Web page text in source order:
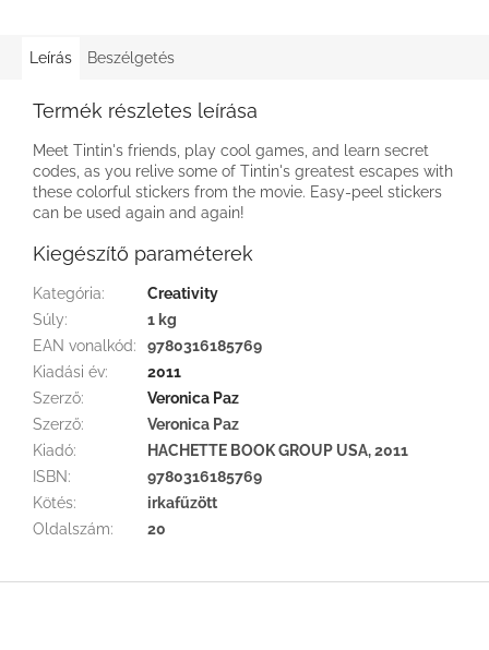
Leírás Beszélgetés
Termék részletes leírása
Meet Tintin's friends, play cool games, and learn secret
codes, as you relive some of Tintin's greatest escapes with
these colorful stickers from the movie. Easy-peel stickers
can be used again and again!
Kiegészítő paraméterek
Kategória:
Creativity
Súly:
1 kg
EAN vonalkód:
9780316185769
Kiadási év:
2011
Szerző:
Veronica Paz
Szerző:
Veronica Paz
Kiadó:
HACHETTE BOOK GROUP USA, 2011
ISBN:
9780316185769
Kötés:
irkafűzött
Oldalszám: 20